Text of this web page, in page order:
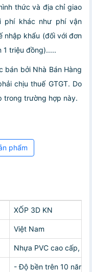
thức và địa chỉ giao
phí khác như phí vận
nhập khẩu (đối với đơn
1 triệu đồng).....
bán bởi Nhà Bán Hàng
chịu thuế GTGT. Do
trong trường hợp này.
phẩm
XỐP 3D KN
Việt Nam
Nhựa PVC cao cấp,
- Độ bền trên 10